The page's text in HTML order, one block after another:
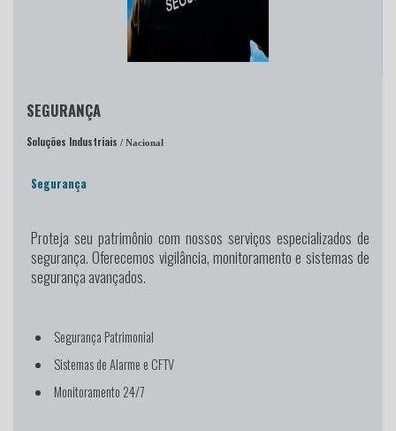
SEGURANÇA
Soluções Industriais / Nacional
Segurança
Proteja seu patrimônio com nossos serviços especializados de
segurança. Oferecemos vigilância, monitoramento e sistemas de
segurança avançados.
Segurança Patrimonial
Sistemas de Alarme e CFTV
Monitoramento 24/7